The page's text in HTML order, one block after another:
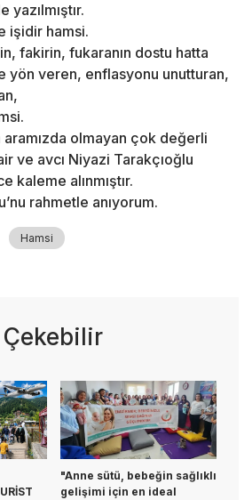
yazılmıştır.
işidir hamsi.
fakirin, fukaranın dostu hatta
yön veren, enflasyonu unutturan,
olmayan çok değerli
ve avcı Niyazi Tarakçıoğlu
kaleme alınmıştır.
rahmetle anıyorum.
Hamsi
"Anne sütü, bebeğin sağlıklı
gelişimi için en ideal